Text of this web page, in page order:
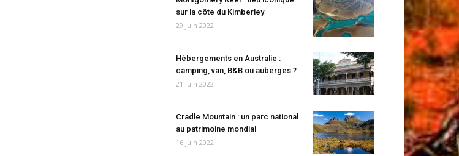
sur la côte du Kimberley
29 juin 2022
Hébergements en Australie :
camping, van, B&B ou auberges ?
21 juin 2022
Cradle Mountain : un parc national
au patrimoine mondial
16 juin 2022